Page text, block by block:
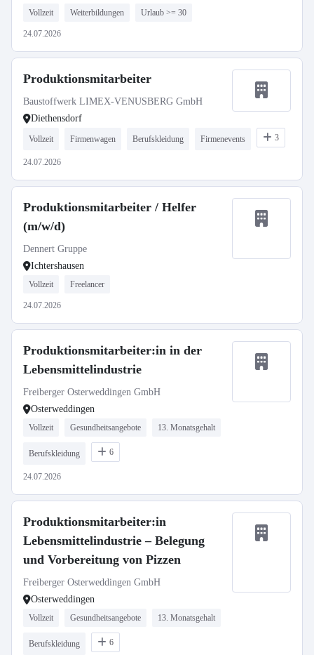
Vollzeit Weiterbildungen Urlaub >= 30
24.07.2026
Produktionsmitarbeiter
Baustoffwerk LIMEX-VENUSBERG GmbH
Diethensdorf
Vollzeit Firmenwagen Berufskleidung Firmenevents 3
24.07.2026
Produktionsmitarbeiter / Helfer
(m/w/d)
Dennert Gruppe
Ichtershausen
Vollzeit Freelancer
24.07.2026
Produktionsmitarbeiter:in in der
Lebensmittelindustrie
Freiberger Osterweddingen GmbH
Osterweddingen
Vollzeit Gesundheitsangebote 13. Monatsgehalt
Berufskleidung 6
24.07.2026
Produktionsmitarbeiter:in
Lebensmittelindustrie – Belegung
und Vorbereitung von Pizzen
Freiberger Osterweddingen GmbH
Osterweddingen
Vollzeit Gesundheitsangebote 13. Monatsgehalt
Berufskleidung 6